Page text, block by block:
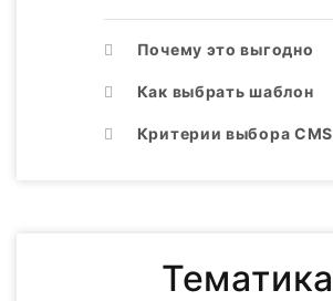
Почему это выгодно
Как выбрать шаблон
Критерии выбора CMS
Тематика